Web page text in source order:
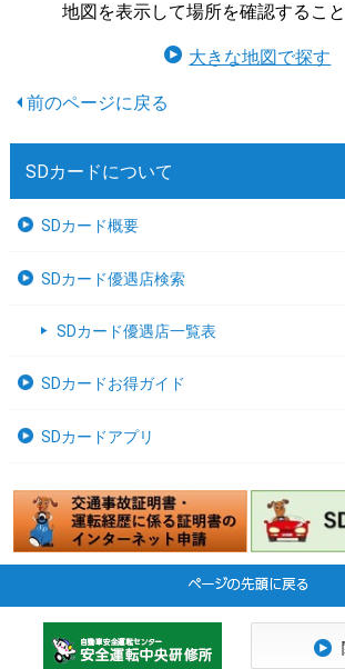
地図を表示して場所を確認するこ
大きな地図で探す
SDカードについて
SDカード概要
SDカード優遇店検索
SDカード優遇店一覧表
SDカードお得ガイド
SDカードアプリ